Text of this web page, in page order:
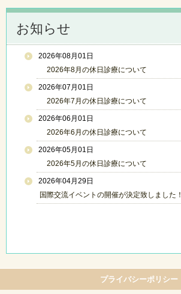
お知らせ
2026年08月01日
2026年8月の休日診療について
2026年07月01日
2026年7月の休日診療について
2026年06月01日
2026年6月の休日診療について
2026年05月01日
2026年5月の休日診療について
2026年04月29日
国際交流イベントの開催が決定致しました！
プライバシーポリシー